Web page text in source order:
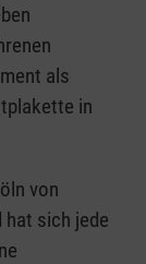
als
in
von
sich jede